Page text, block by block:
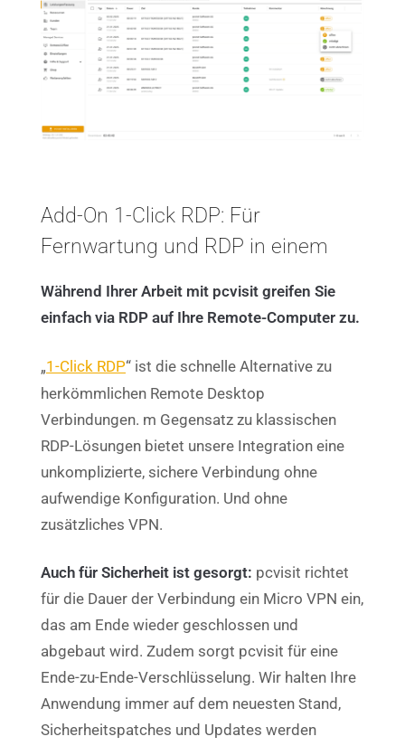
Add-On 1-Click RDP: Für
Fernwartung und RDP in einem
Während Ihrer Arbeit mit pcvisit greifen Sie
einfach via RDP auf Ihre Remote-Computer zu.
„1-Click RDP“ ist die schnelle Alternative zu
herkömmlichen Remote Desktop
Verbindungen. m Gegensatz zu klassischen
RDP-Lösungen bietet unsere Integration eine
unkomplizierte, sichere Verbindung ohne
aufwendige Konfiguration. Und ohne
zusätzliches VPN.
Auch für Sicherheit ist gesorgt: pcvisit richtet
für die Dauer der Verbindung ein Micro VPN ein,
das am Ende wieder geschlossen und
abgebaut wird. Zudem sorgt pcvisit für eine
Ende-zu-Ende-Verschlüsselung. Wir halten Ihre
Anwendung immer auf dem neuesten Stand,
Sicherheitspatches und Updates werden